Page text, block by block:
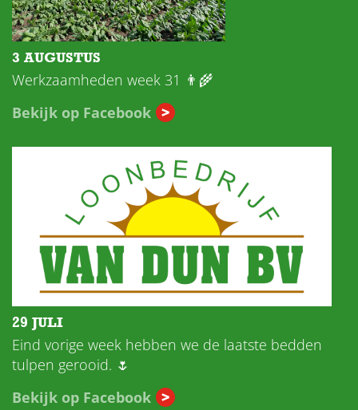
3 AUGUSTUS
Werkzaamheden week 31 👨‍🌾
Bekijk op Facebook
29 JULI
Eind vorige week hebben we de laatste bedden
tulpen gerooid. 🌷
Bekijk op Facebook